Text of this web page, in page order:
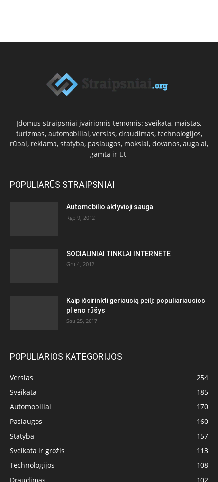
Įdomūs straipsniai įvairiomis temomis: sveikata, maistas,
turizmas, automobiliai, verslas, draudimas, technologijos,
rūbai, reklama, statyba, paslaugos, mokslai, dovanos, augalai,
gamta ir t.t.
POPULIARŪS STRAIPSNIAI
Automobilio aktyvioji sauga
Rgp 9, 2012
SOCIALINIAI TINKLAI INTERNETE
Gru 4, 2012
Kaip išsirinkti geriausią peilį: populiariausios
plieno rūšys
Sau 25, 2017
POPULIARIOS KATEGORIJOS
Verslas
254
Sveikata
185
Automobiliai
170
Paslaugos
160
Statyba
157
Sveikata ir grožis
113
Technologijos
108
Draudimas
102